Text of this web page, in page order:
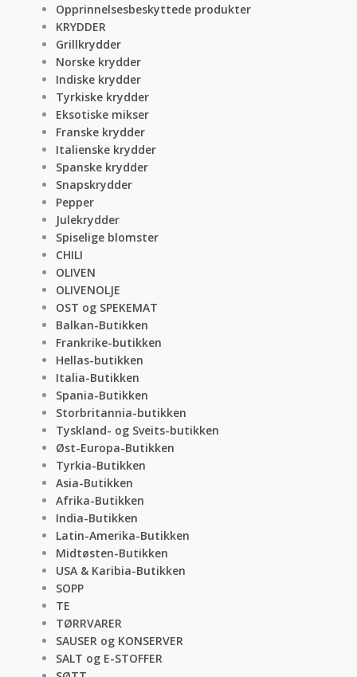
Opprinnelsesbeskyttede produkter
KRYDDER
Grillkrydder
Norske krydder
Indiske krydder
Tyrkiske krydder
Eksotiske mikser
Franske krydder
Italienske krydder
Spanske krydder
Snapskrydder
Pepper
Julekrydder
Spiselige blomster
CHILI
OLIVEN
OLIVENOLJE
OST og SPEKEMAT
Balkan-Butikken
Frankrike-butikken
Hellas-butikken
Italia-Butikken
Spania-Butikken
Storbritannia-butikken
Tyskland- og Sveits-butikken
Øst-Europa-Butikken
Tyrkia-Butikken
Asia-Butikken
Afrika-Butikken
India-Butikken
Latin-Amerika-Butikken
Midtøsten-Butikken
USA & Karibia-Butikken
SOPP
TE
TØRRVARER
SAUSER og KONSERVER
SALT og E-STOFFER